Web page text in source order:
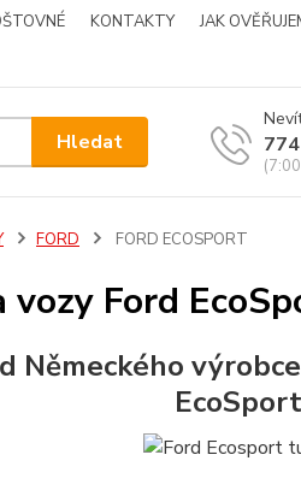
KONTAKTY
JAK
Hledat
FORD FORD ECOSPORT
Ford
Německého